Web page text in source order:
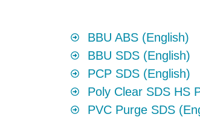
BBU ABS (English)
BBU SDS (English)
PCP SDS (English)
Poly Clear SDS HS
PVC Purge SDS